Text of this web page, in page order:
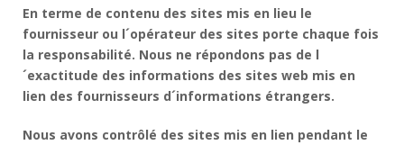
En terme de contenu des sites mis en lieu le
fournisseur ou l´opérateur des sites porte chaque fois
la responsabilité. Nous ne répondons pas de l
´exactitude des informations des sites web mis en
lien des fournisseurs d´informations étrangers.
Nous avons contrôlé des sites mis en lien pendant le